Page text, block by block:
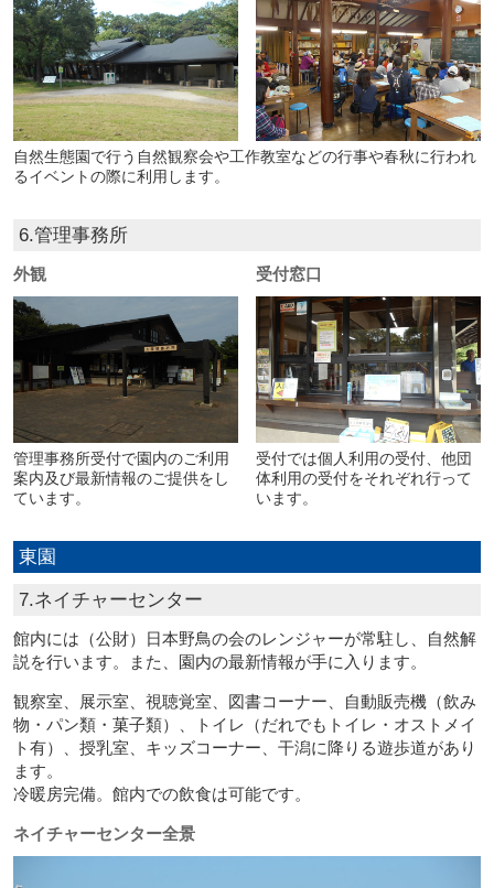
自然生態園で行う自然観察会や工作教室などの行事や春秋に行われ
るイベントの際に利用します。
6.管理事務所
外観
管理事務所受付で園内のご利用
案内及び最新情報のご提供をし
ています。
受付窓口
受付では個人利用の受付、他団
体利用の受付をそれぞれ行って
います。
東園
7.ネイチャーセンター
館内には（公財）日本野鳥の会のレンジャーが常駐し、自然解
説を行います。また、園内の最新情報が手に入ります。
観察室、展示室、視聴覚室、図書コーナー、自動販売機（飲み
物・パン類・菓子類）、トイレ（だれでもトイレ・オストメイ
ト有）、授乳室、キッズコーナー、干潟に降りる遊歩道があり
ます。
冷暖房完備。館内での飲食は可能です。
ネイチャーセンター全景